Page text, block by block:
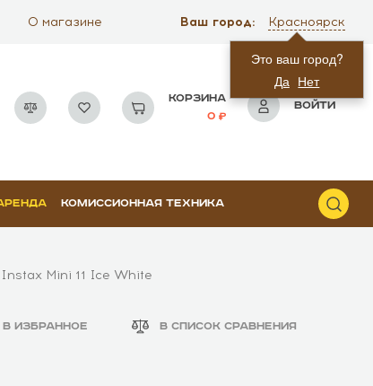
О магазине Ваш город:
Это ваш город?
Да Нет
Красноярск
КОРЗИНА
0
ВОЙТИ
КОМИССИОННАЯ ТЕХНИКА
Mini 11 Ice White
В ИЗБРАННОЕ В СПИСОК СРАВНЕНИЯ